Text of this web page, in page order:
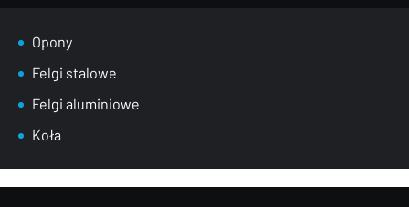
Lusterka
Maski
Nadkola
Pasy przednie
Zderzaki
Opony
Felgi stalowe
Felgi aluminiowe
Koła